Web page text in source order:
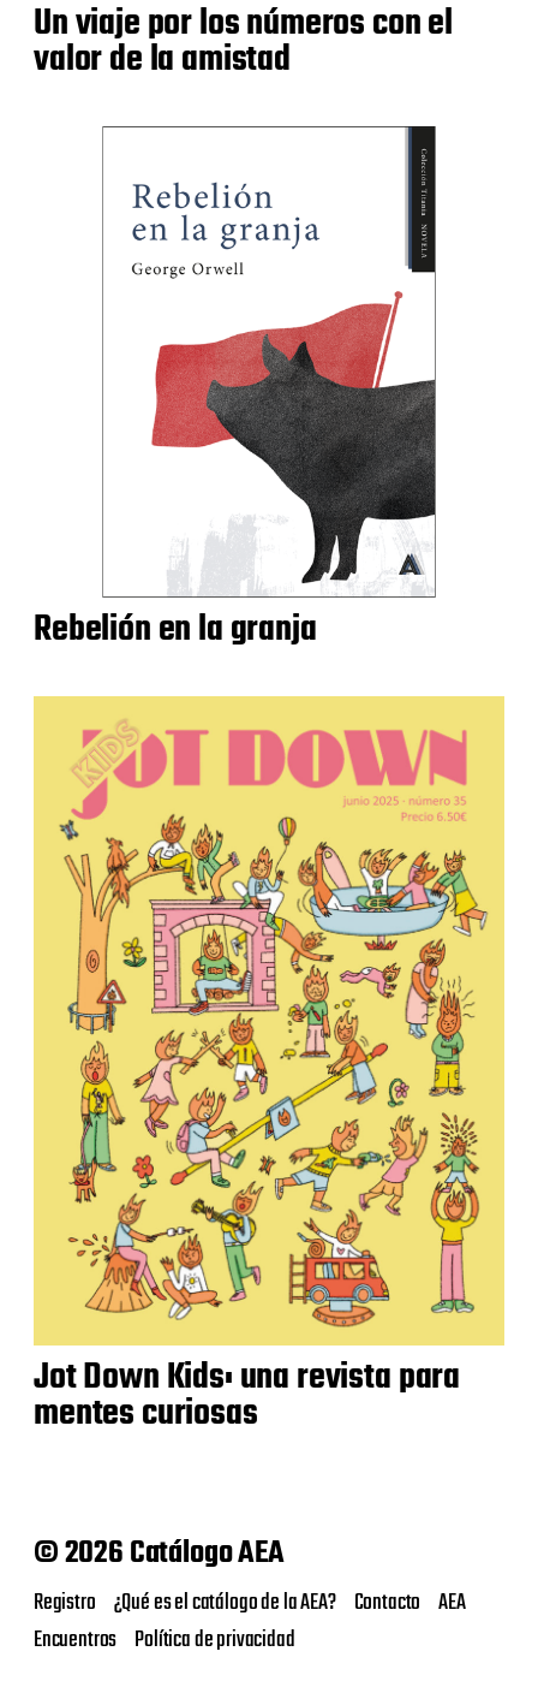
Un viaje por los números con el
valor de la amistad
Rebelión en la granja
Jot Down Kids: una revista para
mentes curiosas
© 2026 Catálogo AEA
Registro ¿Qué es el catálogo de la AEA? Contacto AEA
Encuentros Política de privacidad